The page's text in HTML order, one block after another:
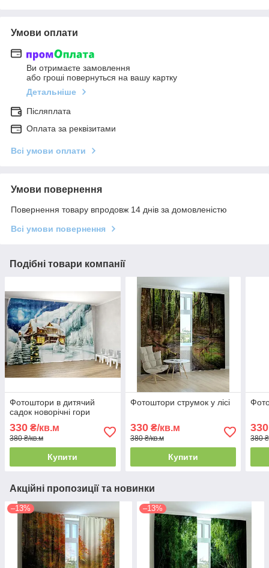
Умови оплати
Ви отримаєте замовлення
або гроші повернуться на вашу картку
Детальніше
Післяплата
Оплата за реквізитами
Всі умови оплати
Умови повернення
Повернення товару впродовж 14 днів за домовленістю
Всі умови повернення
Подібні товари компанії
Фотоштори в дитячий
садок новорічні гори
330 ₴/кв.м
380 ₴/кв.м
Купити
Фотоштори струмок у лісі
330₴/кв.м
380 ₴/кв.м
Купити
330
380
Акційні пропозиції та новинки
–13% –13%